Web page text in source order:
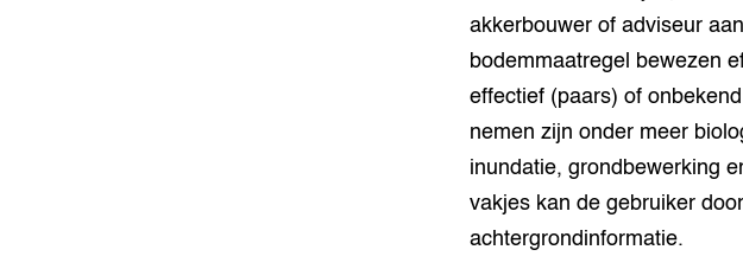
akkerbouwer of adviseur
bodemmaatregel bewezen
effectief (paars) of
nemen zijn onder meer
inundatie, grondbewerking
vakjes kan de gebruiker
achtergrondinformatie.